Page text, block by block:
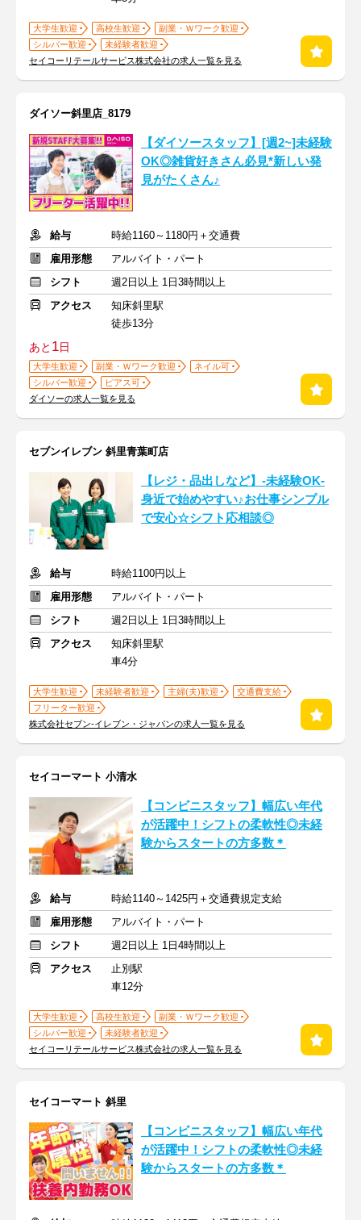
大学生歓迎 高校生歓迎
副業・Ｗワーク歓迎
シルバー歓迎
未経験者歓迎
セイコーリテールサービス株式会社の求人一覧を見る
ダイソー斜里店_8179
【ダイソースタッフ】[週2~]未経験
OK◎雑貨好きさん必見*新しい発
見がたくさん♪
給与
時給1160～1180円＋交通費
雇用形態
アルバイト・パート
シフト
週2日以上 1日3時間以上
アクセス
知床斜里駅
徒歩13分
あと 1日
大学生歓迎 副業・Ｗワーク歓迎
ネイル可
シルバー歓迎
ピアス可
ダイソーの求人一覧を見る
セブンイレブン 斜里青葉町店
【レジ・品出しなど】-未経験OK-
身近で始めやすい♪お仕事シンプル
で安心☆シフト応相談◎
給与
時給1100円以上
雇用形態
アルバイト・パート
シフト
週2日以上 1日3時間以上
アクセス
知床斜里駅
車4分
大学生歓迎 未経験者歓迎 主婦(夫)歓迎
交通費支給
フリーター歓迎
株式会社セブン-イレブン・ジャパンの求人一覧を見る
セイコーマート 小清水
【コンビニスタッフ】幅広い年代
が活躍中！シフトの柔軟性◎未経
験からスタートの方多数＊
給与
時給1140～1425円＋交通費規定支給
雇用形態
アルバイト・パート
シフト
週2日以上 1日4時間以上
アクセス
止別駅
車12分
大学生歓迎 高校生歓迎
副業・Ｗワーク歓迎
シルバー歓迎
未経験者歓迎
セイコーリテールサービス株式会社の求人一覧を見る
セイコーマート 斜里
【コンビニスタッフ】幅広い年代
が活躍中！シフトの柔軟性◎未経
験からスタートの方多数＊